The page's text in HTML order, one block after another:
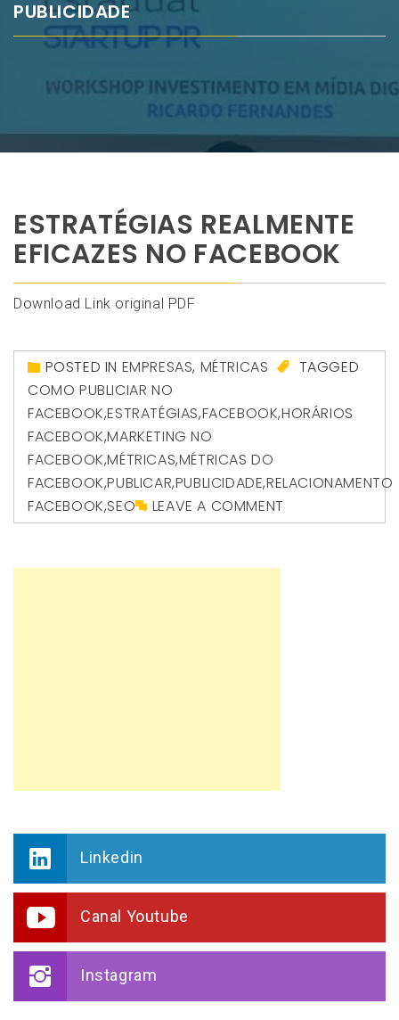
PUBLICIDADE
ESTRATÉGIAS REALMENTE
EFICAZES NO FACEBOOK
Download Link original PDF
POSTED IN EMPRESAS, MÉTRICAS
TAGGED
COMO PUBLICIAR NO
FACEBOOK,ESTRATÉGIAS,FACEBOOK,HORÁRIOS
FACEBOOK,MARKETING NO
FACEBOOK,MÉTRICAS,MÉTRICAS DO
FACEBOOK,PUBLICAR,PUBLICIDADE,RELACIONAMENTO
FACEBOOK,SEO LEAVE A COMMENT
Linkedin
Canal Youtube
Instagram